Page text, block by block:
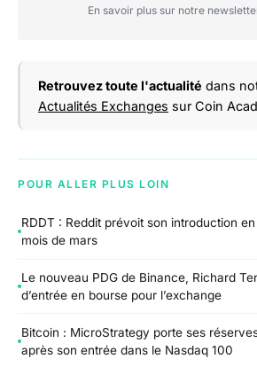
En savoir plus sur notre
Retrouvez toute l'actualité dans
Actualités Exchanges sur Coin
POUR ALLER PLUS LOIN
RDDT : Reddit prévoit son introduction
mois de mars
Le nouveau PDG de Binance, Richard
d’entrée en bourse pour l’exchange
Bitcoin : MicroStrategy porte ses
après son entrée dans le Nasdaq 100